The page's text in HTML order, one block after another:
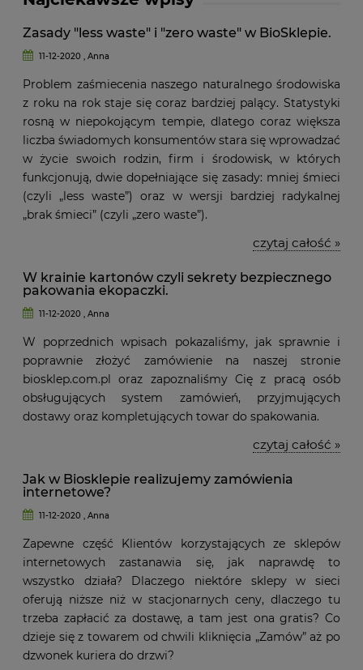
Zasady "less waste" i "zero waste" w BioSklepie.
11-12-2020 , Anna
Problem zaśmiecenia naszego naturalnego środowiska
z roku na rok staje się coraz bardziej palący. Statystyki
rosną w niepokojącym tempie, dlatego coraz większa
liczba świadomych konsumentów stara się wprowadzać
w życie swoich rodzin, firm i środowisk, w których
funkcjonują, dwie dopełniające się zasady: mniej śmieci
(czyli „less waste”) oraz w wersji bardziej radykalnej
„brak śmieci” (czyli „zero waste”).
czytaj całość »
W krainie kartonów czyli sekrety bezpiecznego
pakowania ekopaczki.
11-12-2020 , Anna
W poprzednich wpisach pokazaliśmy, jak sprawnie i
poprawnie złożyć zamówienie na naszej stronie
biosklep.com.pl oraz zapoznaliśmy Cię z pracą osób
obsługujących system zamówień, przyjmujących
dostawy oraz kompletujących towar do spakowania.
czytaj całość »
Jak w Biosklepie realizujemy zamówienia
internetowe?
11-12-2020 , Anna
Zapewne część Klientów korzystających ze sklepów
internetowych zastanawia się, jak naprawdę to
wszystko działa? Dlaczego niektóre sklepy w sieci
oferują niższe niż w stacjonarnych ceny, dlaczego tu
trzeba zapłacić za dostawę, a tam jest ona gratis? Co
dzieje się z towarem od chwili kliknięcia „Zamów” aż po
dzwonek kuriera do drzwi?